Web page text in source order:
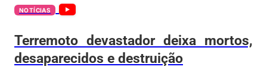
NOTÍCIAS
Terremoto devastador deixa mortos,
desaparecidos e destruição